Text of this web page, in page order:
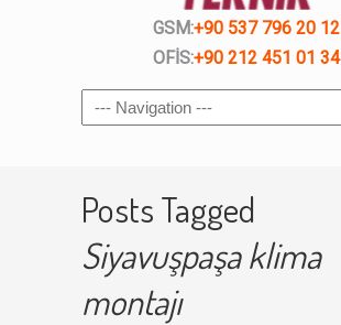
GSM:+90 537 796 20 12
OFİS:+90 212 451 01 34
Navigation
Posts Tagged
Siyavuşpaşa klima
montajı